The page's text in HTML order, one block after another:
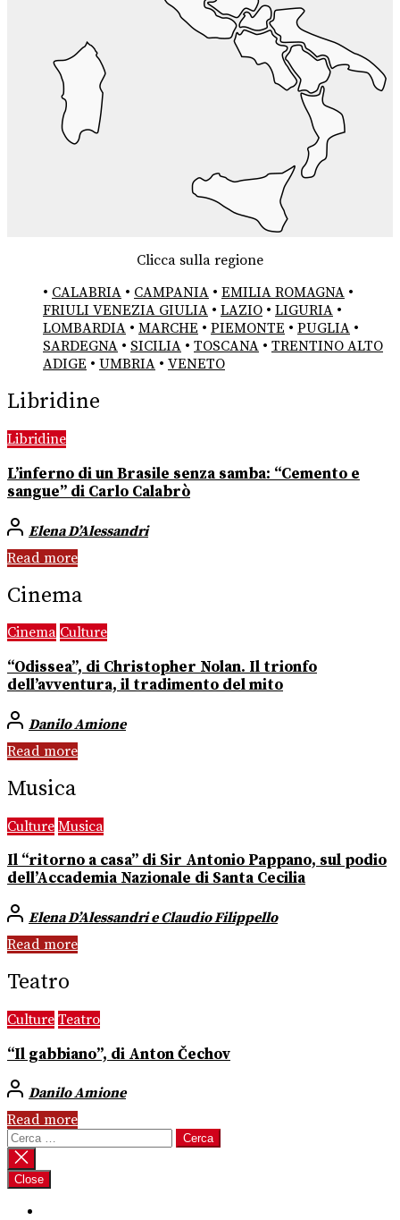
Clicca sulla regione
• CALABRIA • CAMPANIA • EMILIA ROMAGNA •
FRIULI VENEZIA GIULIA • LAZIO • LIGURIA •
LOMBARDIA • MARCHE • PIEMONTE • PUGLIA •
SARDEGNA • SICILIA • TOSCANA • TRENTINO ALTO
ADIGE • UMBRIA • VENETO
Libridine
Libridine
L’inferno di un Brasile senza samba: “Cemento e
sangue” di Carlo Calabrò
Elena D’Alessandri
Read more
Cinema
Cinema Culture
“Odissea”, di Christopher Nolan. Il trionfo
dell’avventura, il tradimento del mito
Danilo Amione
Read more
Musica
Culture Musica
Il “ritorno a casa” di Sir Antonio Pappano, sul podio
dell’Accademia Nazionale di Santa Cecilia
Elena D’Alessandri e Claudio Filippello
Read more
Teatro
Culture Teatro
“Il gabbiano”, di Anton Čechov
Danilo Amione
Read more
Ricerca
per:
Close